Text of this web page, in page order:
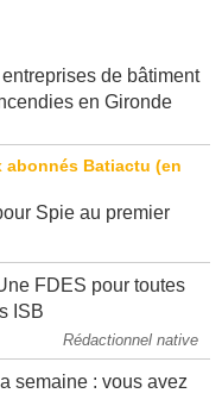
de bâtiment
Spie au premier
FDES pour toutes
Rédactionnel native
semaine : vous avez